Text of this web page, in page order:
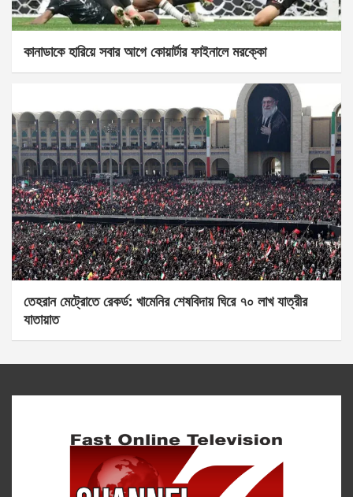
কানাডাকে হারিয়ে সবার আগে কোয়ার্টার ফাইনালে মরক্কো
তেহরান মেট্রোতে রেকর্ড: খামেনির শেষবিদায় ঘিরে ৭০ লাখ যাত্রীর
যাতায়াত